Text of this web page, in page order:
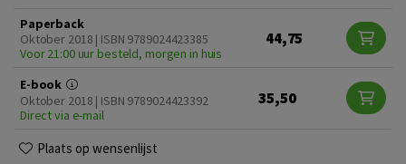
Paperback
Oktober 2018 | ISBN 9789024423385
Voor 21:00 uur besteld, morgen in huis
44,75
E-book
Oktober 2018 | ISBN 9789024423392
Direct via e-mail
35,50
Plaats op wensenlijst